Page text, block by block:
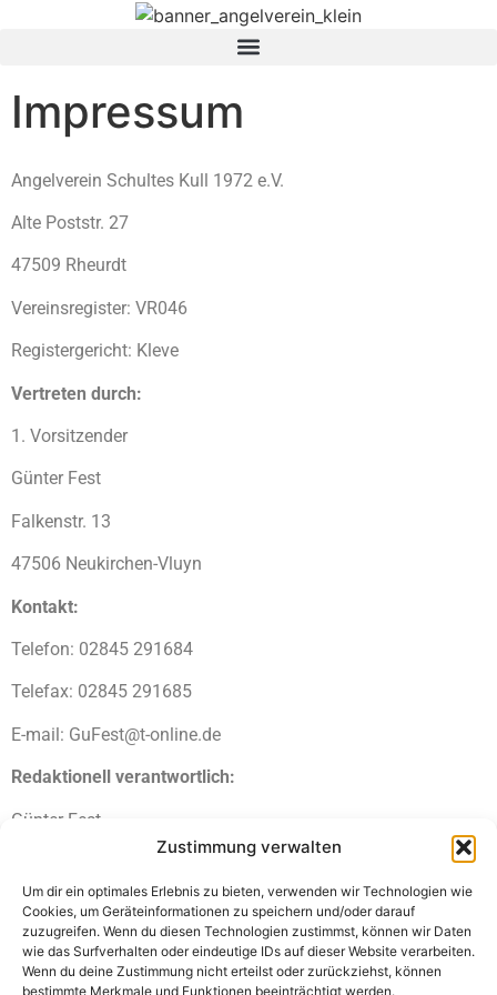
Zustimmung verwalten
Um dir ein optimales Erlebnis zu bieten, verwenden wir Technologien wie
Cookies, um Geräteinformationen zu speichern und/oder darauf
zuzugreifen. Wenn du diesen Technologien zustimmst, können wir Daten
wie das Surfverhalten oder eindeutige IDs auf dieser Website verarbeiten.
Wenn du deine Zustimmung nicht erteilst oder zurückziehst, können
bestimmte Merkmale und Funktionen beeinträchtigt werden.
Impressum
Angelverein Schultes Kull 1972 e.V.
Alte Poststr. 27
47509 Rheurdt
Vereinsregister: VR046
Registergericht: Kleve
Vertreten durch:
1. Vorsitzender
Günter Fest
Falkenstr. 13
47506 Neukirchen-Vluyn
Kontakt:
Telefon: 02845 291684
Telefax: 02845 291685
E-mail: GuFest@t-online.de
Redaktionell verantwortlich:
Günter Fest
47506 Neukirchen-Vluyn